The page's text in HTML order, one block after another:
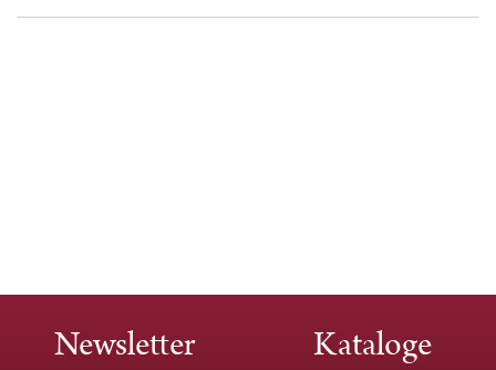
Newsletter Kataloge